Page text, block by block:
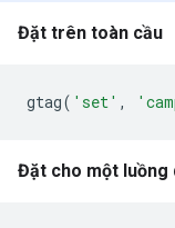
Đặt trên toàn cầu
gtag( 'set' ,
Đặt cho một luồng